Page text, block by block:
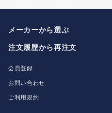
メーカーから選ぶ
注文履歴から再注文
会員登録
お問い合わせ
ご利用規約